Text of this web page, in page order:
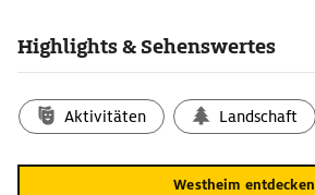
Highlights & Sehenswertes
Aktivitäten Landschaft
Westheim entdecken